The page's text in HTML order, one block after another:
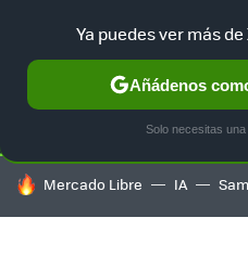
SELECCIÓN GAMING
HOY SE HABLA DE
Mercado Libre IA
Ya puedes ver más
Añádenos
Solo necesitas